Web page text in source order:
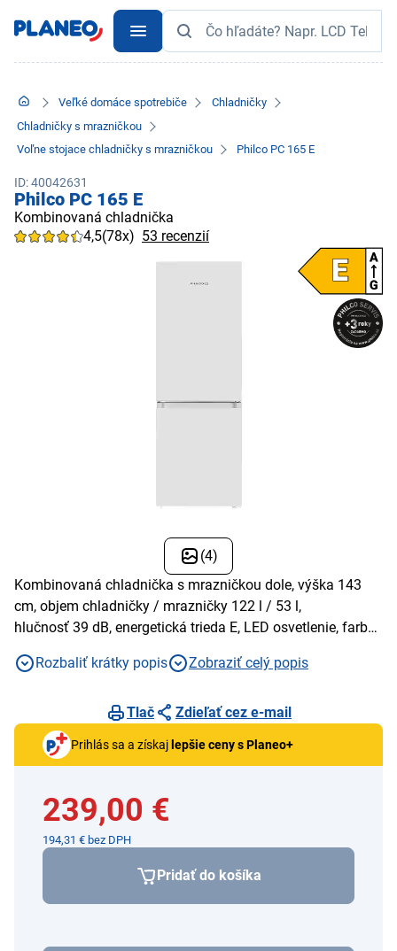
Veľké domáce spotrebiče
Chladničky
Chladničky s mrazničkou
Voľne stojace chladničky s mrazničkou
Philco PC 165 E
ID: 40042631
Philco PC 165 E
Kombinovaná chladnička
4,5(78x) 53 recenzií
(4)
Kombinovaná chladnička s mrazničkou dole, výška 143
cm, objem chladničky / mrazničky 122 l / 53 l,
hlučnosť 39 dB, energetická trieda E, LED osvetlenie, farba
Rozbaliť krátky popis
Zobraziť celý popis
Tlač Zdieľať cez e-mail
Prihlás sa a získaj lepšie ceny s Planeo+
239,00 €
194,31 € bez DPH
Pridať do košíka